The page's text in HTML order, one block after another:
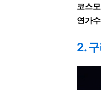
코스
연가
2.